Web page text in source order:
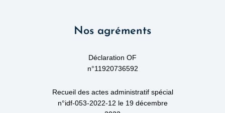
i
r
o
Nos agréments
Déclaration OF
n°11920736592
Recueil des actes administratif spécial
n°idf-053-2022-12 le 19 décembre